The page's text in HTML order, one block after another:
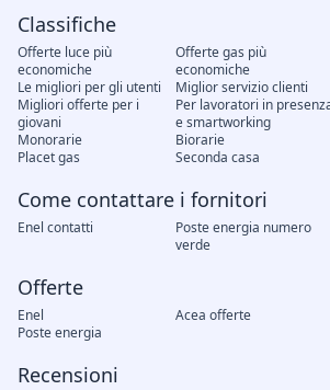
Classifiche
Offerte luce più
economiche
Offerte gas più
economiche
Le migliori per gli utenti
Miglior servizio clienti
Migliori offerte per i
giovani
Per lavoratori in
e smartworking
Monorarie
Biorarie
Placet gas
Seconda casa
Come contattare i fornitori
Enel contatti
Poste energia numero
verde
Offerte
Enel Acea offerte
Poste energia
Recensioni